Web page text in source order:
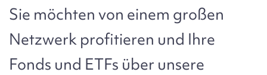
Sie möchten von einem großen
Netzwerk profitieren und Ihre
Fonds und ETFs über unsere